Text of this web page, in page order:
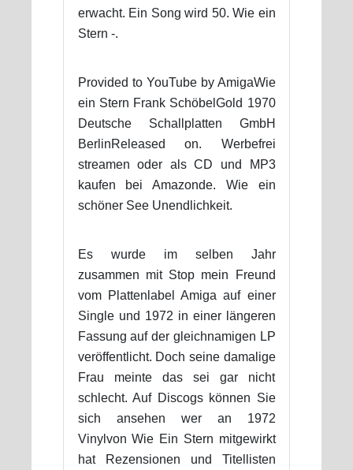
erwacht. Ein Song wird 50. Wie ein
Stern -.
Provided to YouTube by AmigaWie
ein Stern Frank SchöbelGold 1970
Deutsche Schallplatten GmbH
BerlinReleased on. Werbefrei
streamen oder als CD und MP3
kaufen bei Amazonde. Wie ein
schöner See Unendlichkeit.
Es wurde im selben Jahr
zusammen mit Stop mein Freund
vom Plattenlabel Amiga auf einer
Single und 1972 in einer längeren
Fassung auf der gleichnamigen LP
veröffentlicht. Doch seine damalige
Frau meinte das sei gar nicht
schlecht. Auf Discogs können Sie
sich ansehen wer an 1972
Vinylvon Wie Ein Stern mitgewirkt
hat Rezensionen und Titellisten